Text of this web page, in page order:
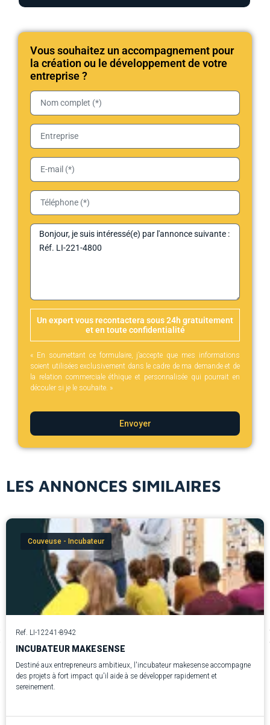
Vous souhaitez un accompagnement pour
la création ou le développement de votre
entreprise ?
Un expert vous recontactera sous 24h gratuitement
et en toute confidentialité
« En soumettant ce formulaire, j’accepte que mes informations
soient utilisées exclusivement dans le cadre de ma demande et de
la relation commerciale éthique et personnalisée qui pourrait en
découler si je le souhaite. »
Envoyer
LES ANNONCES SIMILAIRES
Couveuse - Incubateur
Ref. LI-12241-8942
INCUBATEUR MAKESENSE
Destiné aux entrepreneurs ambitieux, l'incubateur makesense accompagne
des projets à fort impact qu'il aide à se développer rapidement et
sereinement.